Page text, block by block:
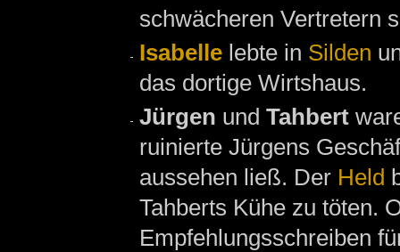
schwächeren Vertretern
Isabelle lebte in Silden
das dortige Wirtshaus.
Jürgen und Tahbert
ruinierte Jürgens
aussehen ließ. Der Held
Tahberts Kühe zu töten.
Empfehlungsschreiben